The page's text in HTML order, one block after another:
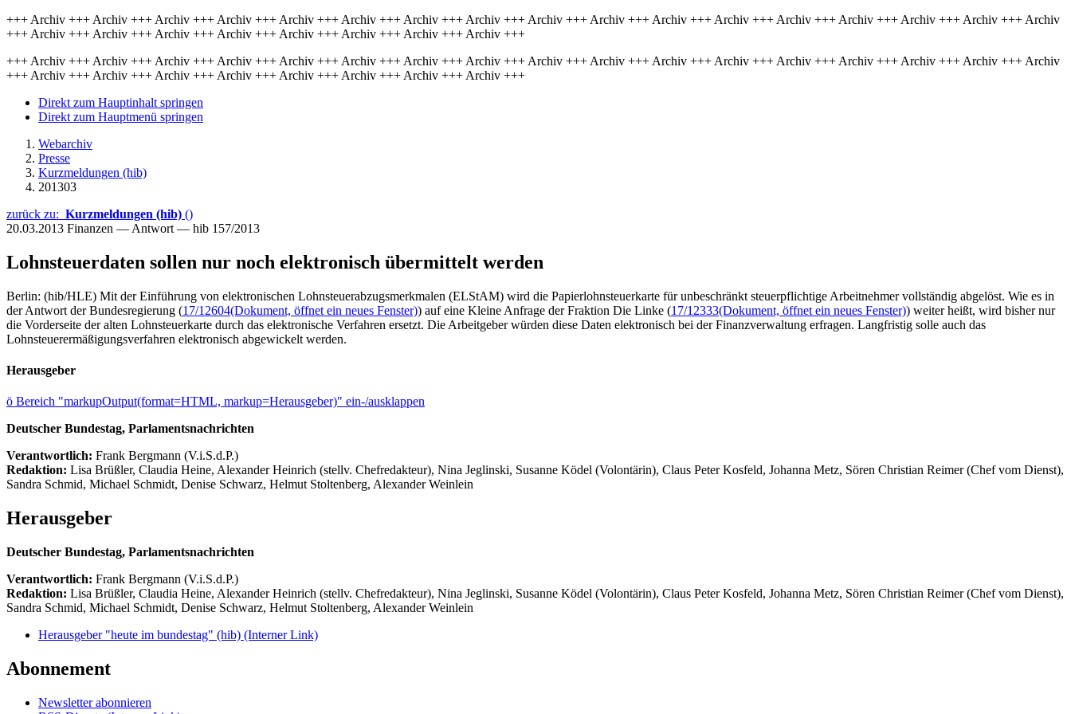
+++ Archiv +++ Archiv +++ Archiv +++ Archiv +++ Archiv +++ Archiv +++ Archiv +++ Archiv +++ Archiv +++ Archiv +++ Archiv +++ Archiv +++ Archiv +++ Archiv +++ Archiv +++ Archiv +++ Archiv
+++ Archiv +++ Archiv +++ Archiv +++ Archiv +++ Archiv +++ Archiv +++ Archiv +++ Archiv +++
+++ Archiv +++ Archiv +++ Archiv +++ Archiv +++ Archiv +++ Archiv +++ Archiv +++ Archiv +++ Archiv +++ Archiv +++ Archiv +++ Archiv +++ Archiv +++ Archiv +++ Archiv +++ Archiv +++ Archiv
+++ Archiv +++ Archiv +++ Archiv +++ Archiv +++ Archiv +++ Archiv +++ Archiv +++ Archiv +++
Direkt zum Hauptinhalt springen
Direkt zum Hauptmenü springen
Webarchiv
Presse
Kurzmeldungen (hib)
201303
zurück zu: Kurzmeldungen (hib) ()
20.03.2013 Finanzen — Antwort — hib 157/2013
Lohnsteuerdaten sollen nur noch elektronisch übermittelt werden
Berlin: (hib/HLE) Mit der Einführung von elektronischen Lohnsteuerabzugsmerkmalen (ELStAM) wird die Papierlohnsteuerkarte für unbeschränkt steuerpflichtige Arbeitnehmer vollständig abgelöst. Wie es in
der Antwort der Bundesregierung (17/12604(Dokument, öffnet ein neues Fenster)) auf eine Kleine Anfrage der Fraktion Die Linke (17/12333(Dokument, öffnet ein neues Fenster)) weiter heißt, wird bisher nur
die Vorderseite der alten Lohnsteuerkarte durch das elektronische Verfahren ersetzt. Die Arbeitgeber würden diese Daten elektronisch bei der Finanzverwaltung erfragen. Langfristig solle auch das
Lohnsteuerermäßigungsverfahren elektronisch abgewickelt werden.
Herausgeber
ö Bereich "markupOutput(format=HTML, markup=Herausgeber)" ein-/ausklappen
Deutscher Bundestag, Parlamentsnachrichten
Verantwortlich: Frank Bergmann (V.i.S.d.P.)
Redaktion: Lisa Brüßler, Claudia Heine, Alexander Heinrich (stellv. Chefredakteur), Nina Jeglinski, Susanne Ködel (Volontärin), Claus Peter Kosfeld, Johanna Metz, Sören Christian Reimer (Chef vom Dienst),
Sandra Schmid, Michael Schmidt, Denise Schwarz, Helmut Stoltenberg, Alexander Weinlein
Herausgeber
Deutscher Bundestag, Parlamentsnachrichten
Verantwortlich: Frank Bergmann (V.i.S.d.P.)
Redaktion: Lisa Brüßler, Claudia Heine, Alexander Heinrich (stellv. Chefredakteur), Nina Jeglinski, Susanne Ködel (Volontärin), Claus Peter Kosfeld, Johanna Metz, Sören Christian Reimer (Chef vom Dienst),
Sandra Schmid, Michael Schmidt, Denise Schwarz, Helmut Stoltenberg, Alexander Weinlein
Herausgeber "heute im bundestag" (hib) (Interner Link)
Abonnement
Newsletter abonnieren